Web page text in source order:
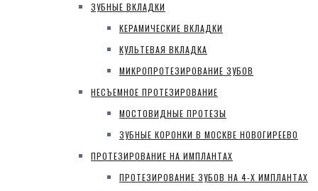
ЗУБНЫЕ ВКЛАДКИ
КЕРАМИЧЕСКИЕ ВКЛАДКИ
КУЛЬТЕВАЯ ВКЛАДКА
МИКРОПРОТЕЗИРОВАНИЕ ЗУБОВ
НЕСЪЕМНОЕ ПРОТЕЗИРОВАНИЕ
МОСТОВИДНЫЕ ПРОТЕЗЫ
ЗУБНЫЕ КОРОНКИ В МОСКВЕ НОВОГИРЕЕВО
ПРОТЕЗИРОВАНИЕ НА ИМПЛАНТАХ
ПРОТЕЗИРОВАНИЕ ЗУБОВ НА 4-Х ИМПЛАНТАХ